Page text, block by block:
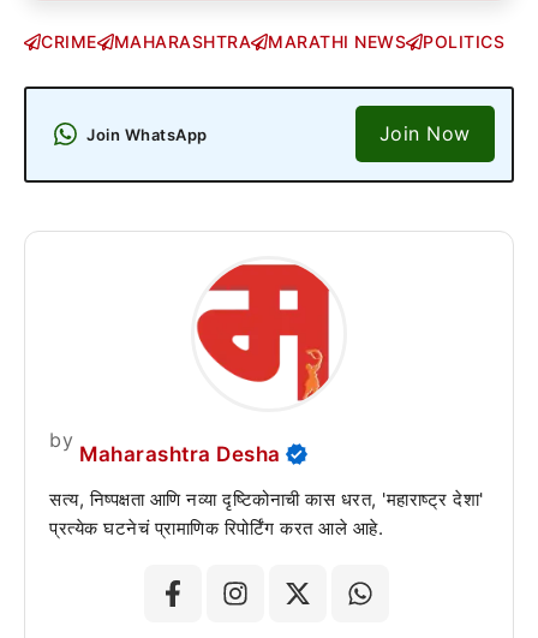
CRIME MAHARASHTRA MARATHI NEWS POLITICS
Join WhatsApp Join Now
by
Maharashtra Desha
सत्य, निष्पक्षता आणि नव्या दृष्टिकोनाची कास धरत, 'महाराष्ट्र देशा'
प्रत्येक घटनेचं प्रामाणिक रिपोर्टिंग करत आले आहे.